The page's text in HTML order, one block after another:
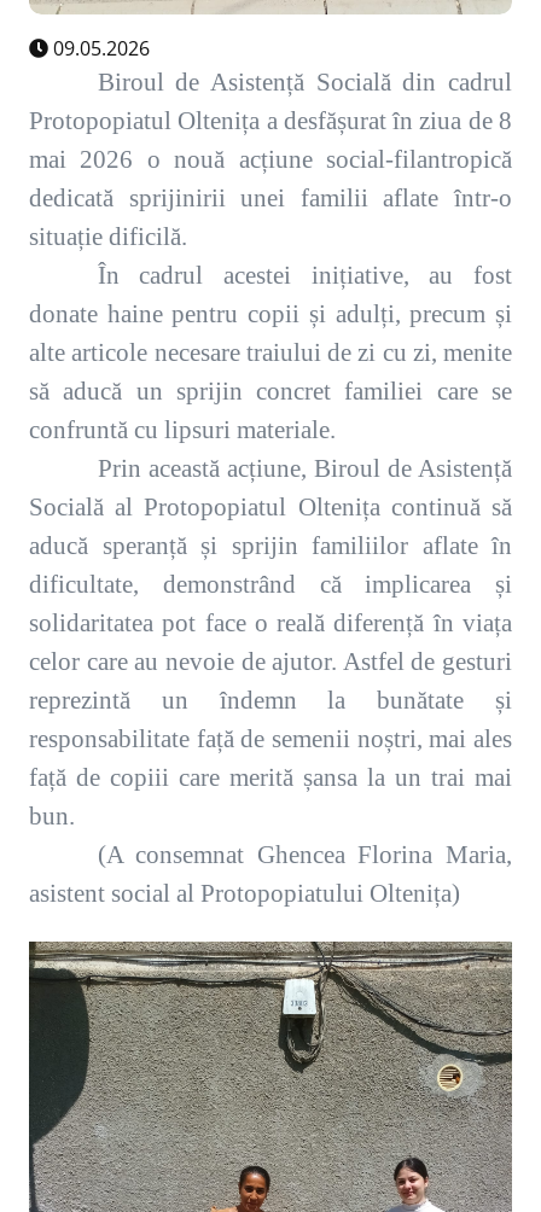
09.05.2026
Biroul de Asistență Socială din cadrul
Protopopiatul Oltenița a desfășurat în ziua de 8
mai 2026 o nouă acțiune social-filantropică
dedicată sprijinirii unei familii aflate într-o
situație dificilă.
În cadrul acestei inițiative, au fost
donate haine pentru copii și adulți, precum și
alte articole necesare traiului de zi cu zi, menite
să aducă un sprijin concret familiei care se
confruntă cu lipsuri materiale.
Prin această acțiune, Biroul de Asistență
Socială al Protopopiatul Oltenița continuă să
aducă speranță și sprijin familiilor aflate în
dificultate, demonstrând că implicarea și
solidaritatea pot face o reală diferență în viața
celor care au nevoie de ajutor. Astfel de gesturi
reprezintă un îndemn la bunătate și
responsabilitate față de semenii noștri, mai ales
față de copiii care merită șansa la un trai mai
bun.
(A consemnat Ghencea Florina Maria,
asistent social al Protopopiatului Oltenița)